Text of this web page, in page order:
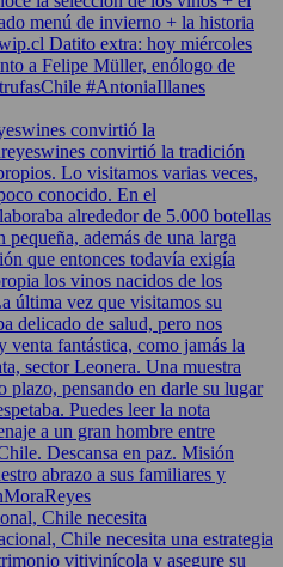
convirtió la
Chile necesita